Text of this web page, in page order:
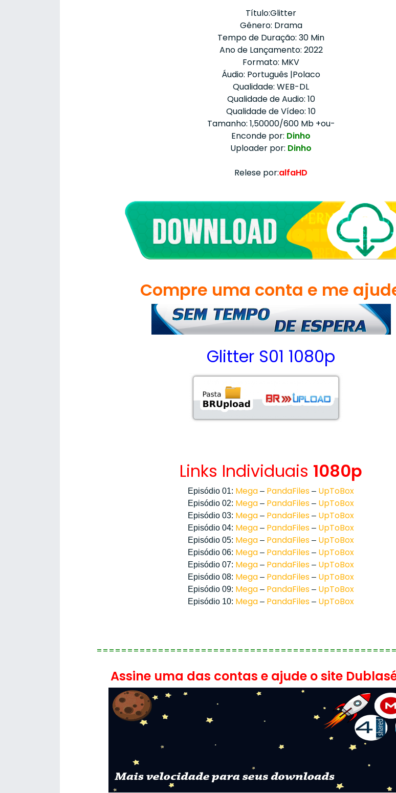
Título:Glitter
Gênero: Drama
Tempo de Duração: 30 Min
Ano de Lançamento: 2022
Formato: MKV
Áudio: Português |Polaco
Qualidade: WEB-DL
Qualidade de Audio: 10
Qualidade de Vídeo: 10
Tamanho: 1,50000/600 Mb +ou-
Enconde por: Dinho
Uploader por: Dinho
Relese por:alfaHD
Compre uma conta e me
Glitter S01 1080p
Links Individuais 1080p
Episódio 01: Mega – PandaFiles – UpToBox
Episódio 02: Mega – PandaFiles – UpToBox
Episódio 03: Mega – PandaFiles – UpToBox
Episódio 04: Mega – PandaFiles – UpToBox
Episódio 05: Mega – PandaFiles – UpToBox
Episódio 06: Mega – PandaFiles – UpToBox
Episódio 07: Mega – PandaFiles – UpToBox
Episódio 08: Mega – PandaFiles – UpToBox
Episódio 09: Mega – PandaFiles – UpToBox
Episódio 10: Mega – PandaFiles – UpToBox
Assine uma das contas e ajude o site